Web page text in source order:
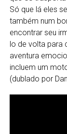
Só que lá eles
também num
encontrar seu
lo de volta para
aventura
incluem um
(dublado por